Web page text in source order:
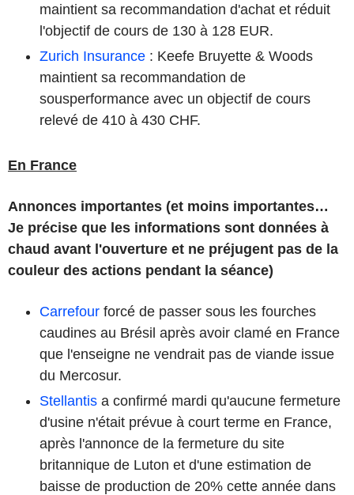
maintient sa recommandation d'achat et réduit
l'objectif de cours de 130 à 128 EUR.
Zurich Insurance : Keefe Bruyette & Woods
maintient sa recommandation de
sousperformance avec un objectif de cours
relevé de 410 à 430 CHF.
En France
Annonces importantes (et moins importantes…
Je précise que les informations sont données à
chaud avant l'ouverture et ne préjugent pas de la
couleur des actions pendant la séance)
Carrefour forcé de passer sous les fourches
caudines au Brésil après avoir clamé en France
que l'enseigne ne vendrait pas de viande issue
du Mercosur.
Stellantis a confirmé mardi qu'aucune fermeture
d'usine n'était prévue à court terme en France,
après l'annonce de la fermeture du site
britannique de Luton et d'une estimation de
baisse de production de 20% cette année dans